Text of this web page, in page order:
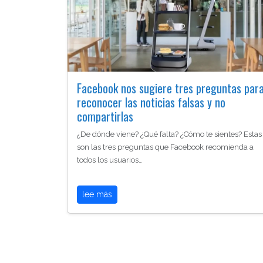
Facebook nos sugiere tres preguntas
reconocer las noticias falsas y no
compartirlas
¿De dónde viene? ¿Qué falta? ¿Cómo te sientes? Estas
son las tres preguntas que Facebook recomienda a
todos los usuarios…
lee más